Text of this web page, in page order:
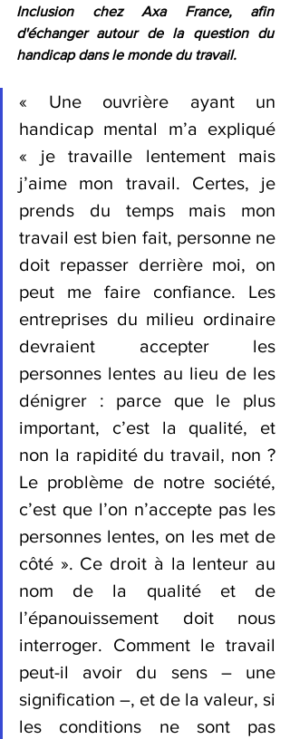
Inclusion chez Axa France, afin
d'échanger autour de la question du
handicap dans le monde du travail.
« Une ouvrière ayant un
handicap mental m’a expliqué
« je travaille lentement mais
j’aime mon travail. Certes, je
prends du temps mais mon
travail est bien fait, personne ne
doit repasser derrière moi, on
peut me faire confiance. Les
entreprises du milieu ordinaire
devraient accepter les
personnes lentes au lieu de les
dénigrer : parce que le plus
important, c’est la qualité, et
non la rapidité du travail, non ?
Le problème de notre société,
c’est que l’on n’accepte pas les
personnes lentes, on les met de
côté ». Ce droit à la lenteur au
nom de la qualité et de
l’épanouissement doit nous
interroger. Comment le travail
peut-il avoir du sens – une
signification –, et de la valeur, si
les conditions ne sont pas